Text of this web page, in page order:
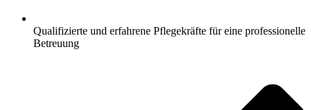
Qualifizierte und erfahrene Pflegekräfte für eine professionelle
Betreuung